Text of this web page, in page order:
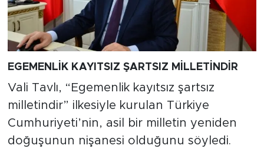
EGEMENLİK KAYITSIZ ŞARTSIZ MİLLETİNDİR
Vali Tavlı, “Egemenlik kayıtsız şartsız
milletindir” ilkesiyle kurulan Türkiye
Cumhuriyeti’nin, asil bir milletin yeniden
doğuşunun nişanesi olduğunu söyledi.